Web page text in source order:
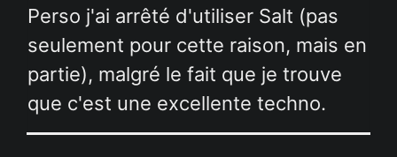
Perso j'ai arrêté d'utiliser Salt (pas
seulement pour cette raison, mais en
partie), malgré le fait que je trouve
que c'est une excellente techno.